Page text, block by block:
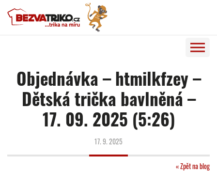
Objednávka – htmilkfzey –
Dětská trička bavlněná –
17. 09. 2025 (5:26)
17. 9. 2025
« Zpět na blog